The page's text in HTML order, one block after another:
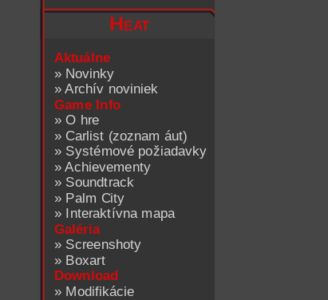
Heat
Aktuálne
» Novinky
»Archív noviniek
Game Info
»O hre
» Carlist (zoznam áut)
» Systémové požiadavky
»Achievementy
» Soundtrack
» Palm City
» Interaktívna mapa
Galéria
» Screenshoty
» Boxart
Download
» Modifikácie